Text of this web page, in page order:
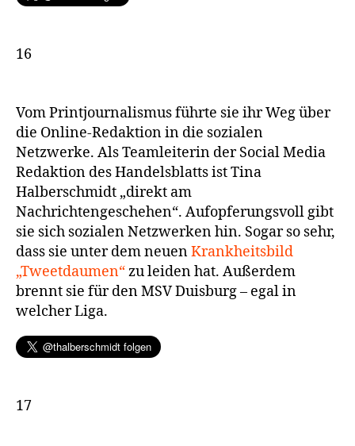
16
Vom Printjournalismus führte sie ihr Weg über
die Online-Redaktion in die sozialen
Netzwerke. Als Teamleiterin der Social Media
Redaktion des Handelsblatts ist Tina
Halberschmidt „direkt am
Nachrichtengeschehen“. Aufopferungsvoll gibt
sie sich sozialen Netzwerken hin. Sogar so sehr,
dass sie unter dem neuenKrankheitsbild
„Tweetdaumen“zu leiden hat. Außerdem
brennt sie für den MSV Duisburg – egal in
welcher Liga.
17